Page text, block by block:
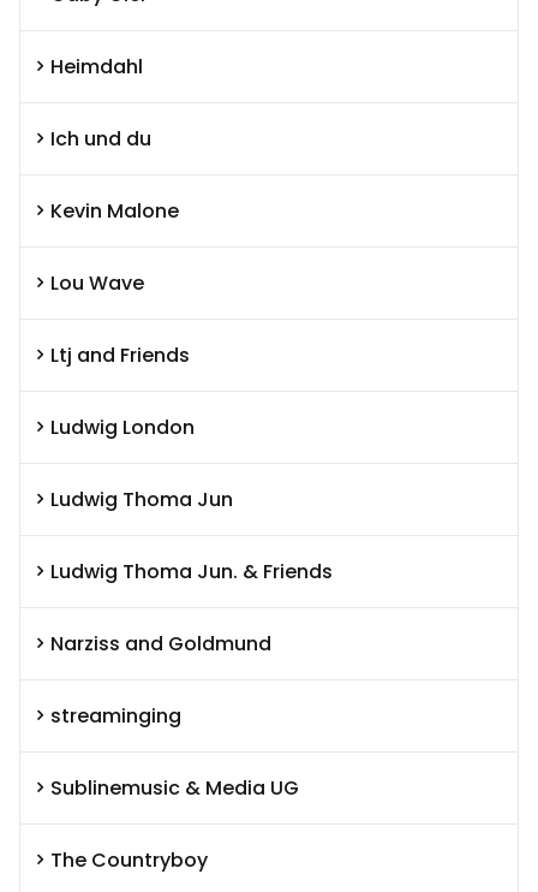
Heimdahl
Ich und du
Kevin Malone
Lou Wave
Ltj and Friends
Ludwig London
Ludwig Thoma Jun
Ludwig Thoma Jun. & Friends
Narziss and Goldmund
streaminging
Sublinemusic & Media UG
The Countryboy